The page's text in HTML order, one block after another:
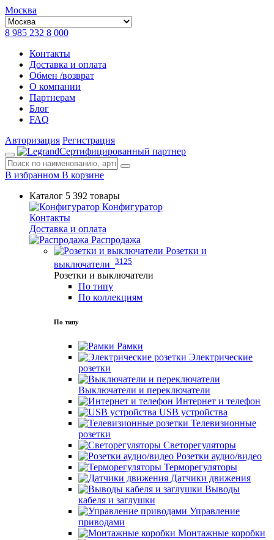
Москва
8 985 232 8 000
Контакты
Доставка и оплата
Обмен /возврат
О компании
Партнерам
Блог
FAQ
Авторизация Регистрация
Сертифицированный партнер
В избранном В корзине
Каталог 5 392 товары
Конфигуратор
Контакты
Доставка и оплата
Распродажа
Розетки и
выключатели 3125
Розетки и выключатели
По типу
По коллекциям
По типу
Рамки
Электрические
розетки
Выключатели и переключатели
Интернет и телефон
USB устройства
Телевизионные
розетки
Светорегуляторы
Розетки аудио/видео
Терморегуляторы
Датчики движения
Выводы
кабеля и заглушки
Управление
приводами
Монтажные коробки